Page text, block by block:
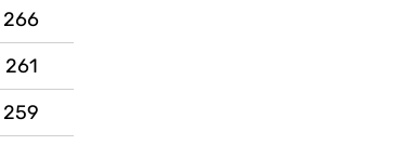
266
261
259